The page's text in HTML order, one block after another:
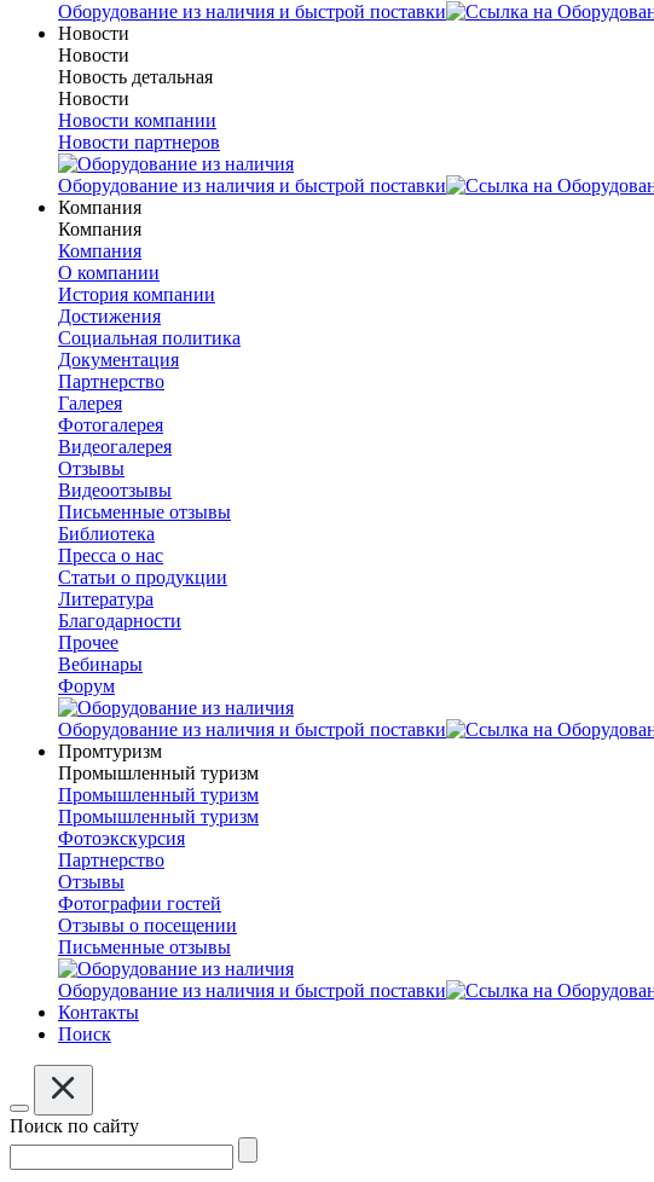
Оборудование из наличия и быстрой поставки
Новости
Новости
Новость детальная
Новости
Новости компании
Новости партнеров
Оборудование из наличия и быстрой поставки
Компания
Компания
Компания
О компании
История компании
Достижения
Социальная политика
Документация
Партнерство
Галерея
Фотогалерея
Видеогалерея
Отзывы
Видеоотзывы
Письменные отзывы
Библиотека
Пресса о нас
Статьи о продукции
Литература
Благодарности
Прочее
Вебинары
Форум
Оборудование из наличия и быстрой поставки
Промтуризм
Промышленный туризм
Промышленный туризм
Промышленный туризм
Фотоэкскурсия
Партнерство
Отзывы
Фотографии гостей
Отзывы о посещении
Письменные отзывы
Оборудование из наличия и быстрой поставки
Контакты
Поиск
Поиск по сайту